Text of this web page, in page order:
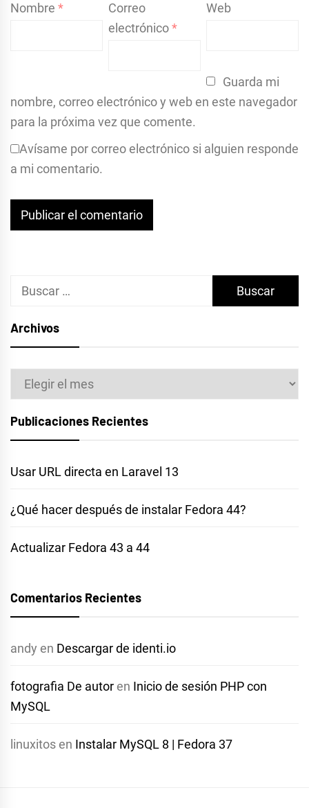
Nombre *
Correo
electrónico*
Web
Guarda mi
nombre, correo electrónico y web en este navegador
para la próxima vez que comente.
Avísame por correo electrónico si alguien responde
a mi comentario.
Buscar:
Archivos
Archivos
Publicaciones Recientes
Usar URL directa en Laravel 13
¿Qué hacer después de instalar Fedora 44?
Actualizar Fedora 43 a 44
Comentarios Recientes
andy en Descargar de identi.io
fotografia De autor en Inicio de sesión PHP con
MySQL
linuxitos en Instalar MySQL 8 | Fedora 37